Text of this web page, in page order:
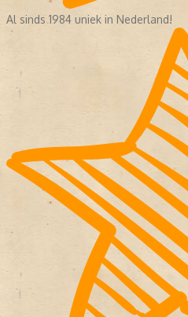
Al sinds 1984 uniek in Nederland!